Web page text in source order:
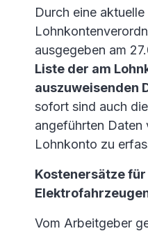
Durch eine
ausgegeben am
Liste der am
auszuweisenden
sofort sind auch
angeführten Daten
Lohnkonto zu
Kostenersätze
Vom Arbeitgeber